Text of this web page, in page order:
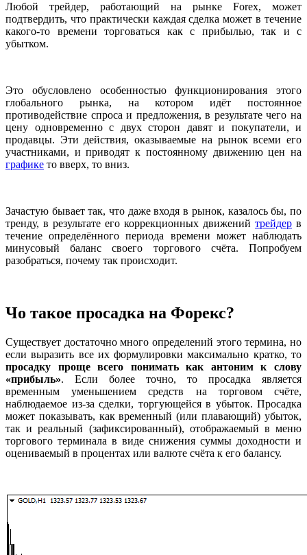
Любой трейдер, работающий на рынке Forex, может
подтвердить, что практически каждая сделка может в течение
какого-то времени торговаться как с прибылью, так и с
убытком.
Это обусловлено особенностью функционирования этого
глобального рынка, на котором идёт постоянное
противодействие спроса и предложения, в результате чего на
цену одновременно с двух сторон давят и покупатели, и
продавцы. Эти действия, оказываемые на рынок всеми его
участниками, и приводят к постоянному движению цен на
графике то вверх, то вниз.
Зачастую бывает так, что даже входя в рынок, казалось бы, по
тренду, в результате его коррекционных движений трейдер в
течение определённого периода времени может наблюдать
минусовый баланс своего торгового счёта. Попробуем
разобраться, почему так происходит.
Чо такое просадка на Форекс?
Существует достаточно много определений этого термина, но
если выразить все их формулировки максимально кратко, то
просадку проще всего понимать как антоним к слову
«прибыль». Если более точно, то просадка является
временным уменьшением средств на торговом счёте,
наблюдаемое из-за сделки, торгующейся в убыток. Просадка
может показывать, как временный (или плавающий) убыток,
так и реальный (зафиксированный), отображаемый в меню
торгового терминала в виде снижения суммы доходности и
оцениваемый в процентах или валюте счёта к его балансу.